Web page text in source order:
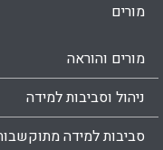
מורים
מורים והוראה
ניהול וסביבות למידה
סביבות למידה